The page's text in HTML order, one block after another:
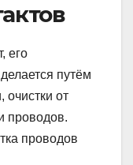
его
путём
очистки от
проводов.
проводов